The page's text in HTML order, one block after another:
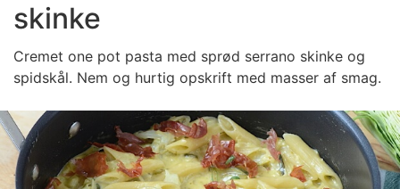
skinke
Cremet one pot pasta med sprød serrano skinke og
spidskål. Nem og hurtig opskrift med masser af smag.